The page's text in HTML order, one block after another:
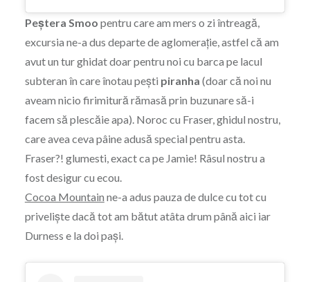
Peștera Smoo pentru care am mers o zi întreagă,
excursia ne-a dus departe de aglomerație, astfel că am
avut un tur ghidat doar pentru noi cu barca pe lacul
subteran în care înotau pești piranha (doar că noi nu
aveam nicio firimitură rămasă prin buzunare să-i
facem să plescăie apa). Noroc cu Fraser, ghidul nostru,
care avea ceva pâine adusă special pentru asta.
Fraser?! glumesti, exact ca pe Jamie! Râsul nostru a
fost desigur cu ecou.
Cocoa Mountain ne-a adus pauza de dulce cu tot cu
priveliște dacă tot am bătut atâta drum până aici iar
Durness e la doi pași.